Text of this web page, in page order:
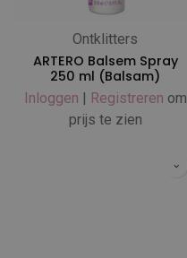
Ontklitters
ARTERO Balsem Spray
250 ml (Balsam)
Inloggen | Registreren om
prijs te zien